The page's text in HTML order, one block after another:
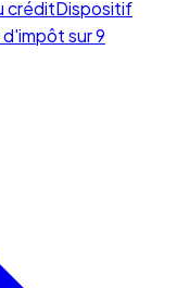
créditDispositif
sur 9